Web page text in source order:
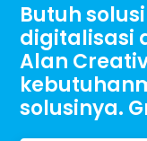
Butuh
digitalisasi
Alan
solusinya.